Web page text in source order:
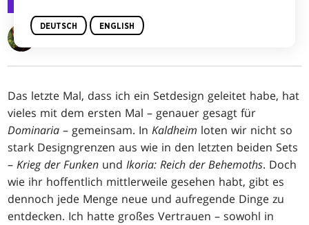
Dave Humpherys
Das letzte Mal, dass ich ein Setdesign geleitet habe, hat
vieles mit dem ersten Mal – genauer gesagt für
Dominaria – gemeinsam. InKaldheim loten wir nicht so
stark Designgrenzen aus wie in den letzten beiden Sets
–Krieg der Funken undIkoria: Reich der Behemoths. Doch
wie ihr hoffentlich mittlerweile gesehen habt, gibt es
dennoch jede Menge neue und aufregende Dinge zu
entdecken. Ich hatte großes Vertrauen – sowohl in
DEUTSCH ENGLISH